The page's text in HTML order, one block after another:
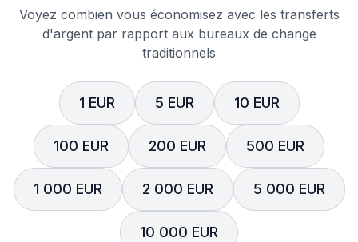
Voyez combien vous économisez avec les transferts
d'argent par rapport aux bureaux de change
traditionnels
1 EUR 5 EUR 10 EUR
100 EUR 200 EUR 500 EUR
1 000 EUR 2 000 EUR 5 000 EUR
10 000 EUR